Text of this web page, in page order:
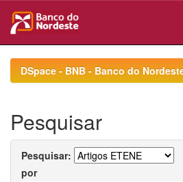
navigationDSpace - BNB - Banco do
Pesquisar
Pesquisar:
por